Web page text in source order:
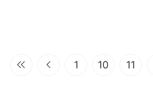
1 10 11